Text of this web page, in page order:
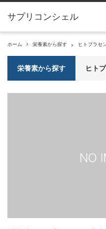
サプリコンシェル
ホーム 栄養素から探す ヒトプラセ
栄養素から探す ヒト